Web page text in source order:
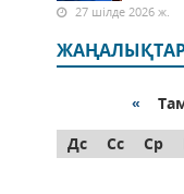
27 шілде 2026 ж.
«
Дс
Сс Ср